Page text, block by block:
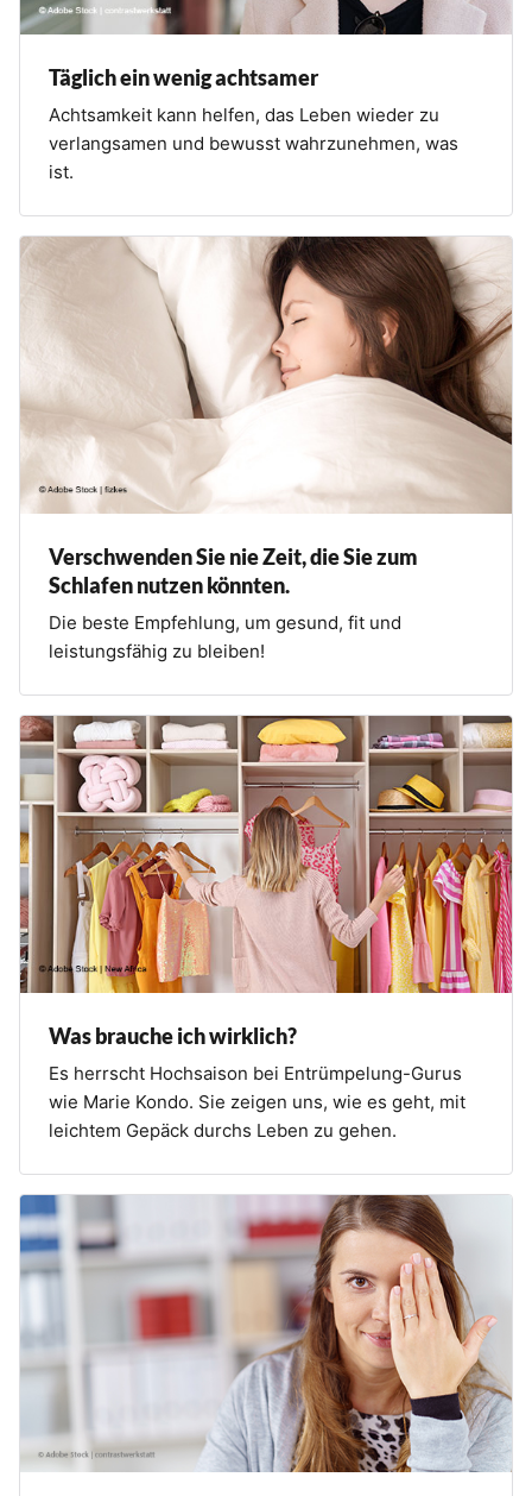
Täglich ein wenig achtsamer
Achtsamkeit kann helfen, das Leben wieder zu
verlangsamen und bewusst wahrzunehmen, was
ist.
Verschwenden Sie nie Zeit, die Sie zum
Schlafen nutzen könnten.
Die beste Empfehlung, um gesund, fit und
leistungsfähig zu bleiben!
Was brauche ich wirklich?
Es herrscht Hochsaison bei Entrümpelung-Gurus
wie Marie Kondo. Sie zeigen uns, wie es geht, mit
leichtem Gepäck durchs Leben zu gehen.